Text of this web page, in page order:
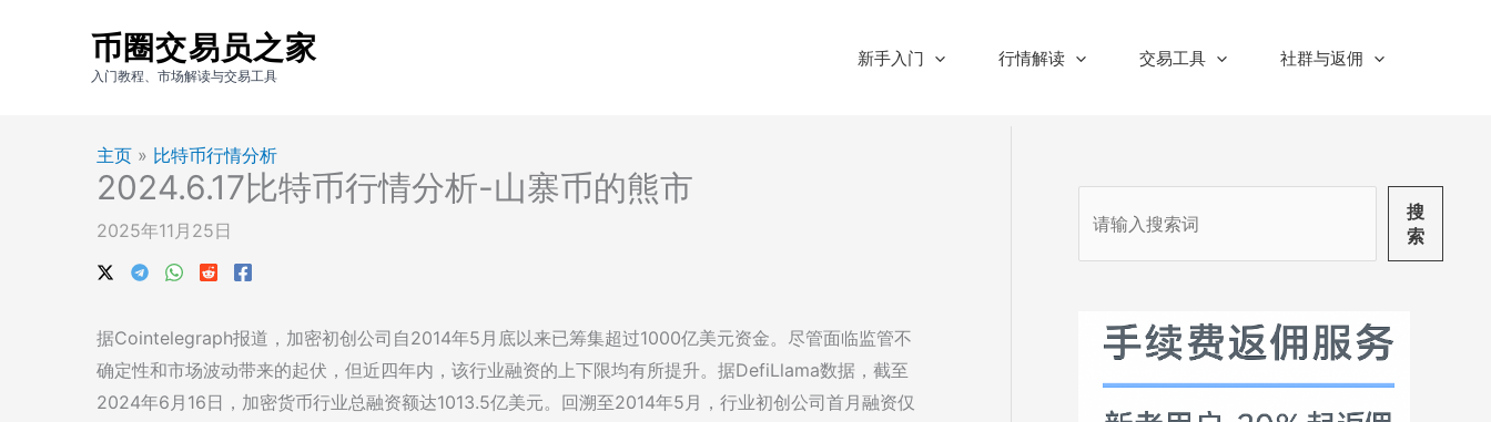
币圈交易员之家
入门教程、市场解读与交易工具
新手入门 行情解读 交易工具 社群与返佣
主页 » 比特币行情分析
2024.6.17比特币行情分析-山寨币的熊市
2025年11月25日
据Cointelegraph报道，加密初创公司自2014年5月底以来已筹集超过1000亿美元资金。尽管面临监管不
确定性和市场波动带来的起伏，但近四年内，该行业融资的上下限均有所提升。据DefiLlama数据，截至
2024年6月16日，加密货币行业总融资额达1013.5亿美元。回溯至2014年5月，行业初创公司首月融资仅
搜
索